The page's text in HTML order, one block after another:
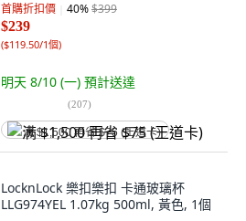
首購折扣價 40%$399
$239
($119.50/1個)
明天 8/10 (一) 預計送達
(207)
满 $1,500 再省 $75 (王道卡)
LocknLock 樂扣樂扣 卡通玻璃杯
LLG974YEL 1.07kg 500ml, 黃色, 1個